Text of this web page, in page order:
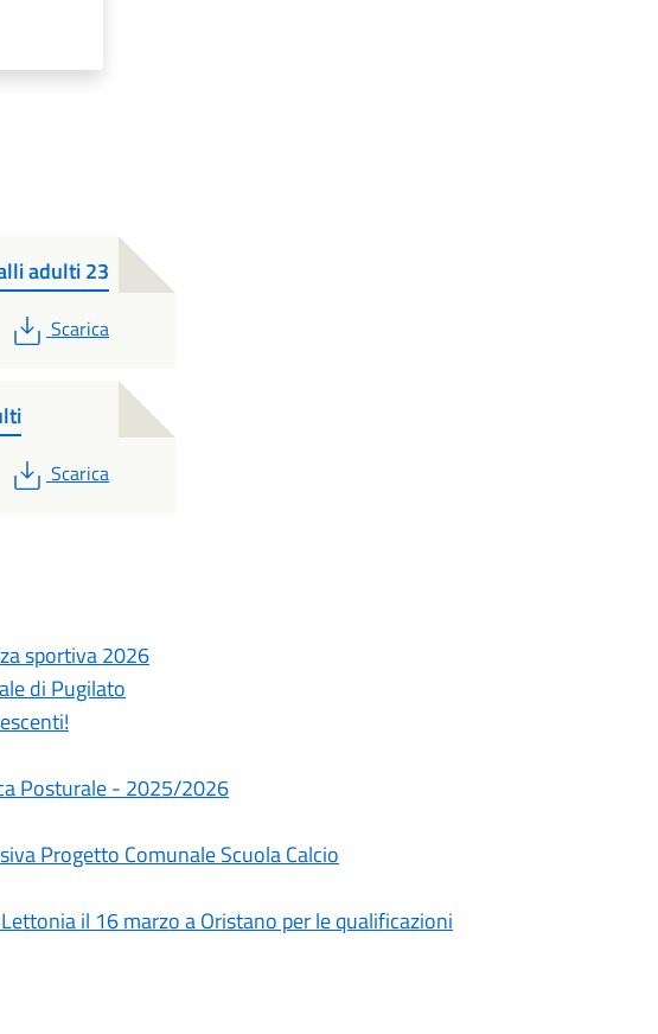
adulti 23
PDF
Scarica
PDF
Scarica
sportiva 2026
di Pugilato
Posturale - 2025/2026
Progetto Comunale Scuola Calcio
il 16 marzo a Oristano per le qualificazioni